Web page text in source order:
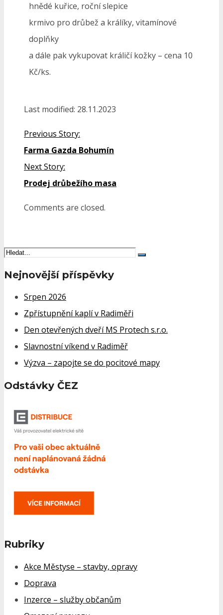
hnědé kuřice, roční slepice
krmivo pro drůbež a králíky, vitamínové
doplňky
a dále pak vykupovat králičí kožky – cena 10
Kč/ks.
Last modified: 28.11.2023
Previous Story:
Farma Gazda Bohumín
Next Story:
Prodej drůbežího masa
Comments are closed.
Nejnovější příspěvky
Srpen 2026
Zpřístupnění kaplí v Radiměři
Den otevřených dveří MS Protech s.r.o.
Slavnostní víkend v Radiměř
Výzva – zapojte se do pocitové mapy
Odstávky ČEZ
Rubriky
Akce Městyse – stavby, opravy
Doprava
Inzerce – služby občanům